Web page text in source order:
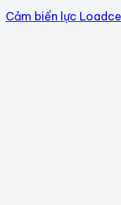
Cảm biến lực